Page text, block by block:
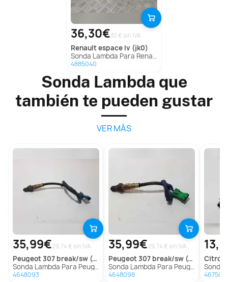
36,30€30 € sin IVA
renaultespace iv (jk0)
Sonda Lambda Para Renault Espace Iv
4885040
Sonda Lambda que
también te pueden gustar
VER MÁS
35,99€29.74 € sin IVA
peugeot307 break/sw (s2)
Sonda Lambda Para Peugeot 307 Break/Sw
4648093
35,99€29.74 € sin IVA
peugeot307 break/sw (s2)
Sonda Lambda Para Peugeot 307 Break/Sw
4648098
Sonda